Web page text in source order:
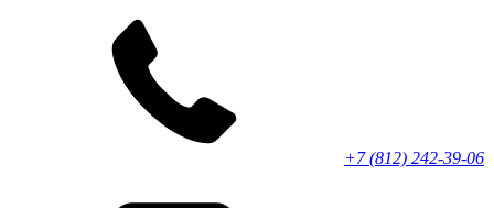
+7 (812) 242-39-06